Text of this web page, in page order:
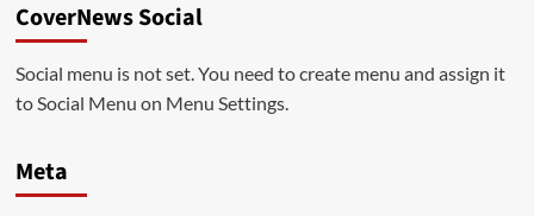
CoverNews Social
Social menu is not set. You need to create menu and assign it
to Social Menu on Menu Settings.
Meta